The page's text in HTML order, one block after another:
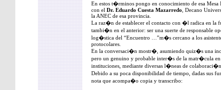
En estos t�rminos pongo en conocimiento de esa
con el Dr. Eduardo Cuesta Mazarredo , Decano
la ANEC de esa provincia.
La raz�n de establecer el contacto con �l radica en
tambi�n en el anterior: ser una suerte de responsable
log�stica del “Encuentro …”m�s cercano a los
protocolares.
En la conversaci�n mostr�, asumiendo quiz�s una
pero un genuino y probable inter�s de la matr�cula
instituciones, mediante diversas l�neas de
Debido a su poca disponibilidad de tiempo, dadas sus
nota que acompa�o copia y transcribo: